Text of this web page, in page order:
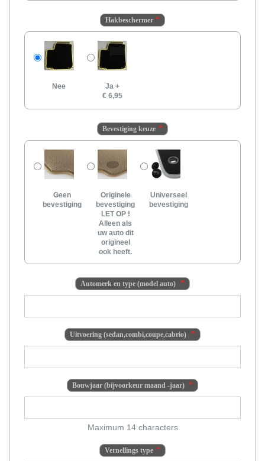
Hakbeschermer
Nee Ja +
€ 6,95
Bevestiging keuze
Geen
bevestiging
Originele
bevestiging
LET OP !
Alleen als
uw auto dit
origineel
ook heeft.
Universeel
bevestiging
Automerk en type (model auto)
Uitvoering (sedan,combi,coupe,cabrio)
Bouwjaar (bijvoorkeur maand -jaar)
Maximum 14 characters
Vernellings type